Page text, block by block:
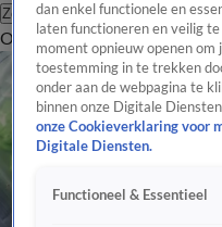
Zoeken
OverzichtRegioUitzendingen
dan enkel functionele en
laten functioneren en veilig
moment opnieuw openen om
toestemming in te trekken
onder aan de webpagina te
binnen onze Digitale
onze Cookieverklaring voor
Digitale Diensten.
Functioneel & Essentieel